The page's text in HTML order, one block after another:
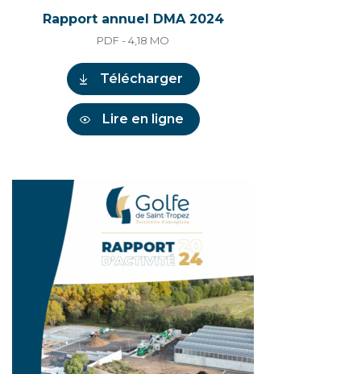
Rapport annuel DMA 2024
PDF - 4,18 MO
Télécharger
Lire en ligne